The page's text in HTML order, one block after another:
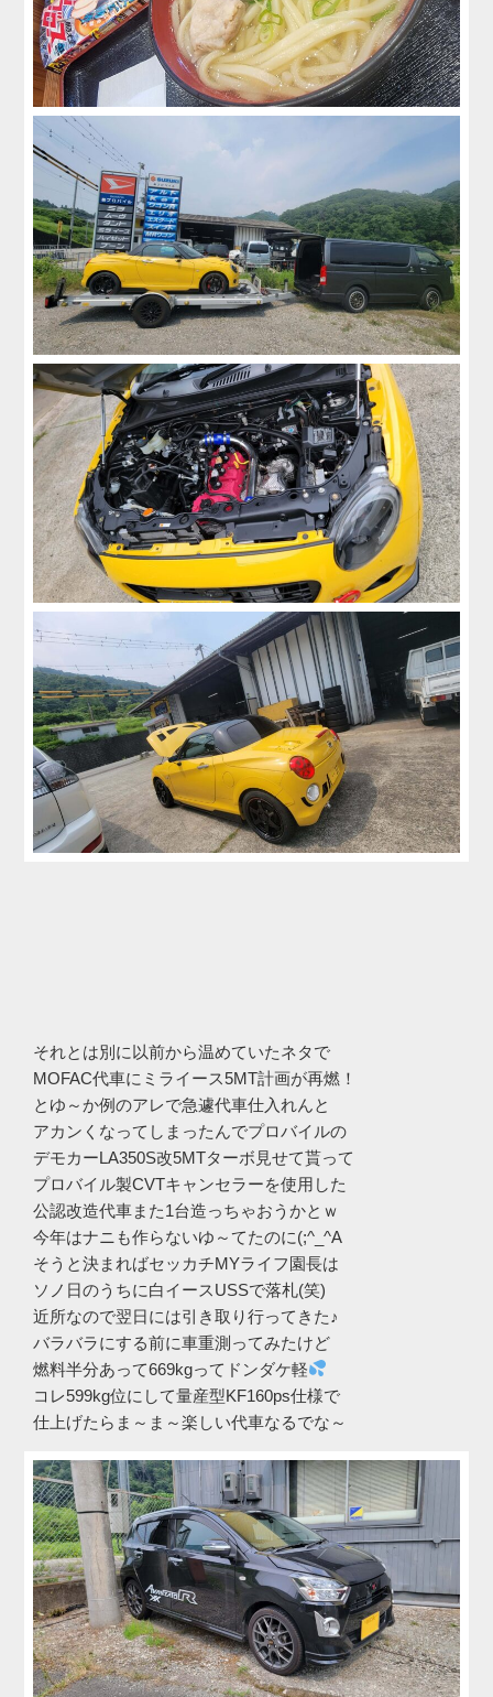
それとは別に以前から温めていたネタで
MOFAC代車にミライース5MT計画が再燃！
とゆ～か例のアレで急遽代車仕入れんと
アカンくなってしまったんでプロバイルの
デモカーLA350S改5MTターボ見せて貰って
プロバイル製CVTキャンセラーを使用した
公認改造代車また1台造っちゃおうかとｗ
今年はナニも作らないゆ～てたのに(;^_^A
そうと決まればセッカチMYライフ園長は
ソノ日のうちに白イースUSSで落札(笑)
近所なので翌日には引き取り行ってきた♪
バラバラにする前に車重測ってみたけど
燃料半分あって669kgってドンダケ軽
コレ599kg位にして量産型KF160ps仕様で
仕上げたらま～ま～楽しい代車なるでな～